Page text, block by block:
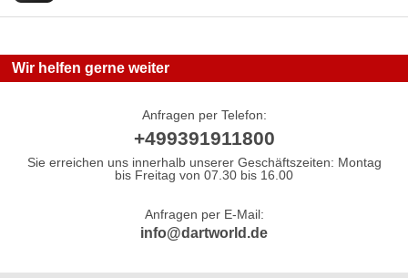
Wir helfen gerne weiter
Anfragen per Telefon:
+499391911800
Sie erreichen uns innerhalb unserer Geschäftszeiten: Montag
bis Freitag von 07.30 bis 16.00
Anfragen per E-Mail:
info@dartworld.de